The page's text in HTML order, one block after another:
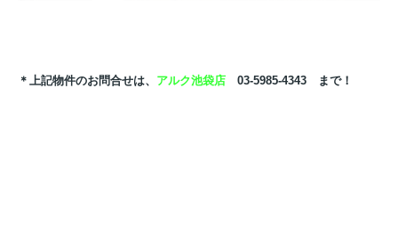
＊上記物件のお問合せは、 アルク池袋店 03-5985-4343 まで！